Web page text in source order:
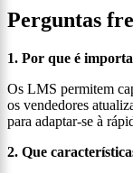
Perguntas
1. Por que é
Os LMS permitem
os vendedores
para adaptar-se à
2. Que